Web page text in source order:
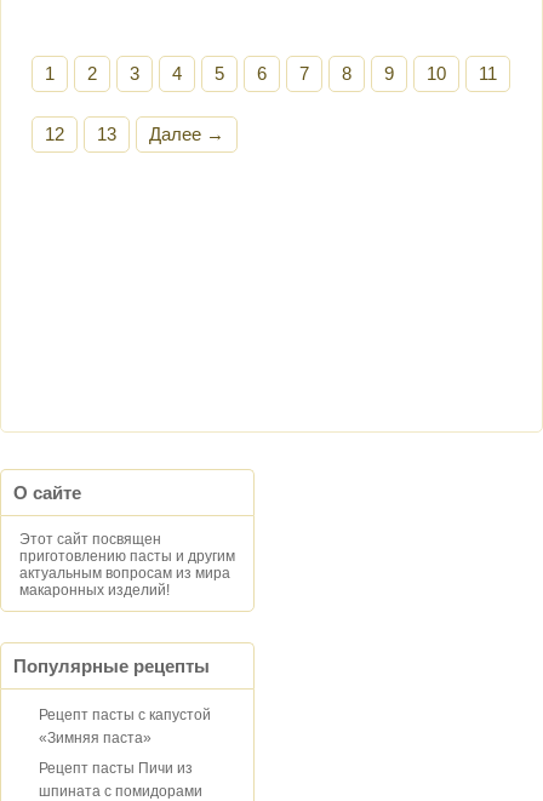
1 2 3 4 5 6 7 8 9 10 11
12 13 Далее →
О сайте
Этот сайт посвящен
приготовлению пасты и другим
актуальным вопросам из мира
макаронных изделий!
Популярные рецепты
Рецепт пасты с капустой
«Зимняя паста»
Рецепт пасты Пичи из
шпината с помидорами